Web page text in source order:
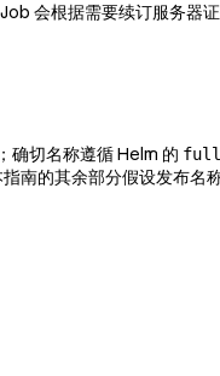
会根据需要续订服务器
确切名称遵循 Helm 的
南的其余部分假设发布名